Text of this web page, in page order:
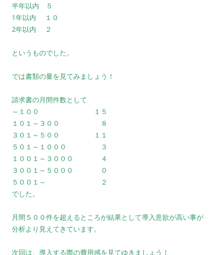
半年以内 ５
1年以内 １０
2年以内 ２
というものでした。
では書類の量を見てみましょう！
請求書の月間件数として
～１００ １５
１０１～３００ ８
３０１～５００ １１
５０１～１０００ ３
１００１～３０００ ４
３００１～５０００ ０
５００１～ ２
でした。
月間５００件を超えるところが結果として導入意欲が高い事が
分析より見えてきています。
次回は、導入する際の費用感を見てゆきましょう！